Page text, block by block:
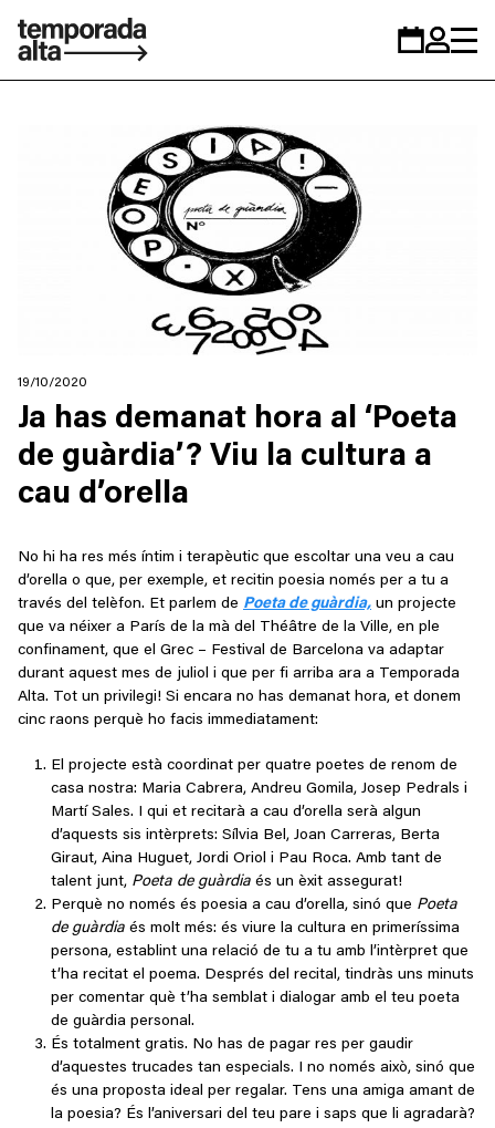
Temporada
personal
19/10/2020
Ja has demanat hora al ‘Poeta
de guàrdia’? Viu la cultura a
cau d’orella
No hi ha res més íntim i terapèutic que escoltar una veu a cau
d’orella o que, per exemple, et recitin poesia només per a tu a
través del telèfon. Et parlem de Poeta de guàrdia, un projecte
que va néixer a París de la mà del Théâtre de la Ville, en ple
confinament, que el Grec – Festival de Barcelona va adaptar
durant aquest mes de juliol i que per fi arriba ara a Temporada
Alta. Tot un privilegi! Si encara no has demanat hora, et donem
cinc raons perquè ho facis immediatament:
El projecte està coordinat per quatre poetes de renom de
casa nostra: Maria Cabrera, Andreu Gomila, Josep Pedrals i
Martí Sales. I qui et recitarà a cau d’orella serà algun
d’aquests sis intèrprets: Sílvia Bel, Joan Carreras, Berta
Giraut, Aina Huguet, Jordi Oriol i Pau Roca. Amb tant de
talent junt, Poeta de guàrdia és un èxit assegurat!
Perquè no només és poesia a cau d’orella, sinó que Poeta
de guàrdia és molt més: és viure la cultura en primeríssima
persona, establint una relació de tu a tu amb l’intèrpret que
t’ha recitat el poema. Després del recital, tindràs uns minuts
per comentar què t’ha semblat i dialogar amb el teu poeta
de guàrdia personal.
És totalment gratis. No has de pagar res per gaudir
d’aquestes trucades tan especials. I no només això, sinó que
és una proposta ideal per regalar. Tens una amiga amant de
la poesia? És l’aniversari del teu pare i saps que li agradarà?